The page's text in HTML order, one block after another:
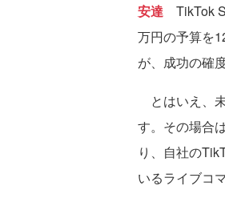
安達 TikTok
万円の予算を
が、成功の確
とはいえ、
す。その場合
り、自社の
いるライブコ